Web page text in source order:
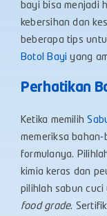
bayi bisa menjadi
kebersihan dan
beberapa tips
Botol Bayi yang
Perhatikan
Ketika memilih
memeriksa
formulanya.
kimia keras dan
pilihlah sabun cuci
food grade.